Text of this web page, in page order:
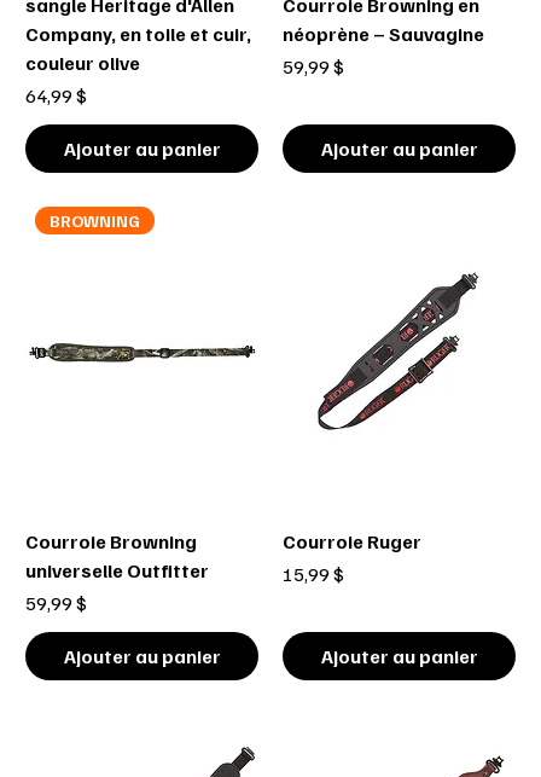
Company, en toile et cuir,
couleur olive
Prix
64,99 $
Ajouter au panier
néoprène – Sauvagine
Prix
59,99 $
Ajouter au panier
BROWNING
Courroie Browning
universelle Outfitter
Prix
59,99 $
Ajouter au panier
Courroie Ruger
Prix
15,99 $
Ajouter au panier